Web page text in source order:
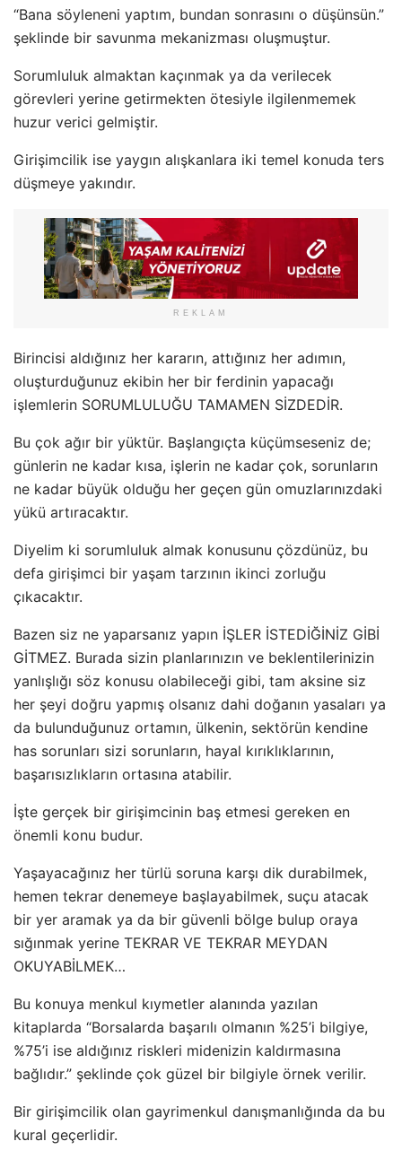
“Bana söyleneni yaptım, bundan sonrasını o düşünsün.”
şeklinde bir savunma mekanizması oluşmuştur.
Sorumluluk almaktan kaçınmak ya da verilecek
görevleri yerine getirmekten ötesiyle ilgilenmemek
huzur verici gelmiştir.
Girişimcilik ise yaygın alışkanlara iki temel konuda ters
düşmeye yakındır.
REKLAM
Birincisi aldığınız her kararın, attığınız her adımın,
oluşturduğunuz ekibin her bir ferdinin yapacağı
işlemlerin SORUMLULUĞU TAMAMEN SİZDEDİR.
Bu çok ağır bir yüktür. Başlangıçta küçümseseniz de;
günlerin ne kadar kısa, işlerin ne kadar çok, sorunların
ne kadar büyük olduğu her geçen gün omuzlarınızdaki
yükü artıracaktır.
Diyelim ki sorumluluk almak konusunu çözdünüz, bu
defa girişimci bir yaşam tarzının ikinci zorluğu
çıkacaktır.
Bazen siz ne yaparsanız yapın İŞLER İSTEDİĞİNİZ GİBİ
GİTMEZ. Burada sizin planlarınızın ve beklentilerinizin
yanlışlığı söz konusu olabileceği gibi, tam aksine siz
her şeyi doğru yapmış olsanız dahi doğanın yasaları ya
da bulunduğunuz ortamın, ülkenin, sektörün kendine
has sorunları sizi sorunların, hayal kırıklıklarının,
başarısızlıkların ortasına atabilir.
İşte gerçek bir girişimcinin baş etmesi gereken en
önemli konu budur.
Yaşayacağınız her türlü soruna karşı dik durabilmek,
hemen tekrar denemeye başlayabilmek, suçu atacak
bir yer aramak ya da bir güvenli bölge bulup oraya
sığınmak yerine TEKRAR VE TEKRAR MEYDAN
OKUYABİLMEK…
Bu konuya menkul kıymetler alanında yazılan
kitaplarda “Borsalarda başarılı olmanın %25’i bilgiye,
%75’i ise aldığınız riskleri midenizin kaldırmasına
bağlıdır.” şeklinde çok güzel bir bilgiyle örnek verilir.
Bir girişimcilik olan gayrimenkul danışmanlığında da bu
kural geçerlidir.